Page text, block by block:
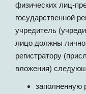
физических лиц-
государственной
учредитель
лицо должны лично
регистратору
вложения)
заполненную